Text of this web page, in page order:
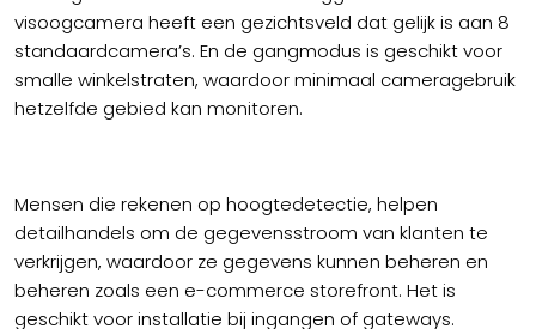
visoogcamera heeft een gezichtsveld dat gelijk is aan 8
standaardcamera’s. En de gangmodus is geschikt voor
smalle winkelstraten, waardoor minimaal cameragebruik
hetzelfde gebied kan monitoren.
Mensen die rekenen op hoogtedetectie, helpen
detailhandels om de gegevensstroom van klanten te
verkrijgen, waardoor ze gegevens kunnen beheren en
beheren zoals een e-commerce storefront. Het is
geschikt voor installatie bij ingangen of gateways.